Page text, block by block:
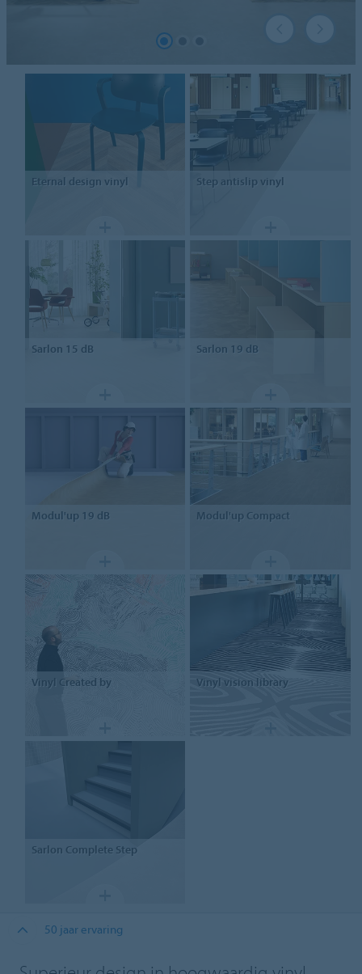
Eternal design vinyl Step antislip vinyl
Sarlon 15 dB Sarlon 19 dB
Modul'up19 dB Modul'up Compact
Vinyl Created by Vinyl vision library
Sarlon Complete Step
50 jaar ervaring